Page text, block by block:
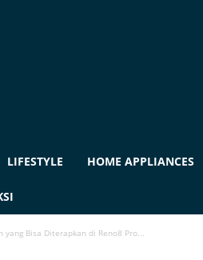
LIFESTYLE HOME APPLIANCES
Bisa Diterapkan di Reno8 Pro...